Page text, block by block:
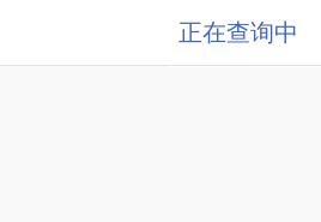
正在查询中